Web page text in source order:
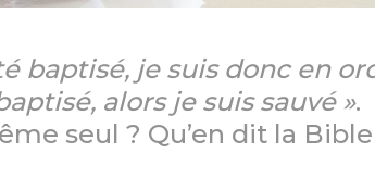
baptisé, je suis donc en
alors je suis sauvé ».
seul ? Qu’en dit la